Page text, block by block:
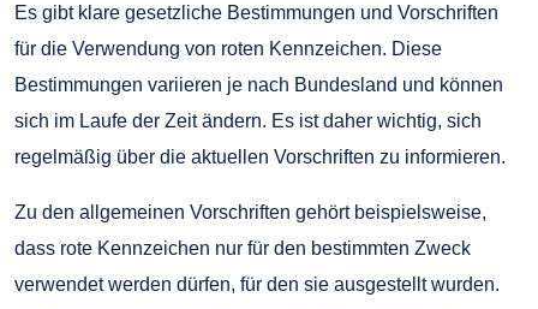
Es gibt klare gesetzliche Bestimmungen und Vorschriften
für die Verwendung von roten Kennzeichen. Diese
Bestimmungen variieren je nach Bundesland und können
sich im Laufe der Zeit ändern. Es ist daher wichtig, sich
regelmäßig über die aktuellen Vorschriften zu informieren.
Zu den allgemeinen Vorschriften gehört beispielsweise,
dass rote Kennzeichen nur für den bestimmten Zweck
verwendet werden dürfen, für den sie ausgestellt wurden.